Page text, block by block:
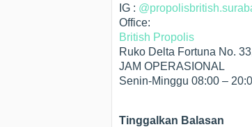
IG :
Office:
British Propolis
Ruko Delta Fortuna No.
JAM OPERASIONAL
Senin-Minggu 08:00 –
Tinggalkan Balasan